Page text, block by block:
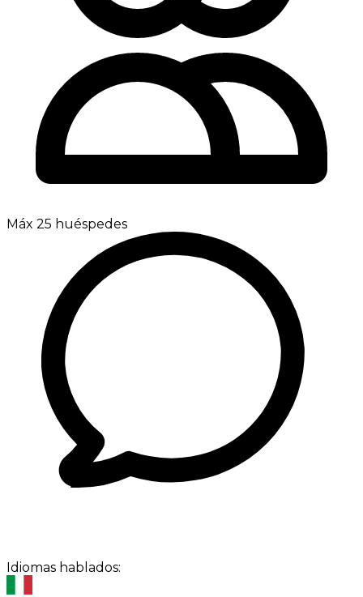
Máx 25 huéspedes
Idiomas hablados: